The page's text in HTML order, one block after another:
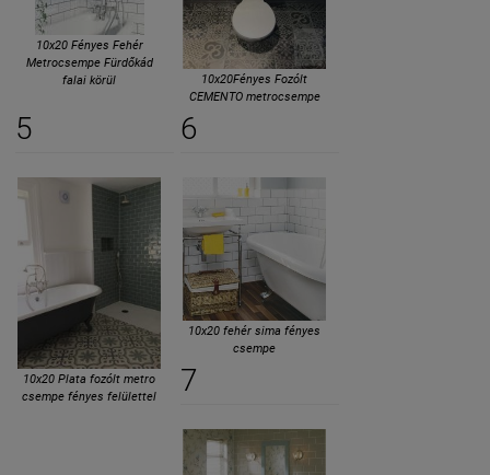
10x20 Fényes Fehér
Metrocsempe Fürdőkád
falai körül
10x20Fényes Fozólt
CEMENTO metrocsempe
5
10x20 Plata fozólt metro
csempe fényes felülettel
6
10x20 fehér sima fényes
csempe
7